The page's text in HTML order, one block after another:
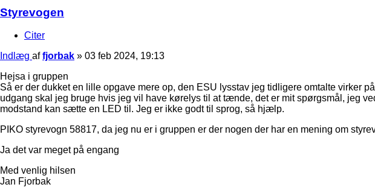
Styrevogen
Citer
Indlæg affjorbak » 03 feb 2024, 19:13
Hejsa i gruppen
Så er der dukket en lille opgave mere op, den ESU lysstav jeg tidligere omtalte virker
udgang skal jeg bruge hvis jeg vil have kørelys til at tænde, det er mit spørgsmål, jeg
modstand kan sætte en LED til. Jeg er ikke godt til sprog, så hjælp.
PIKO styrevogn 58817, da jeg nu er i gruppen er der nogen der har en mening om
Ja det var meget på engang
Med venlig hilsen
Jan Fjorbak